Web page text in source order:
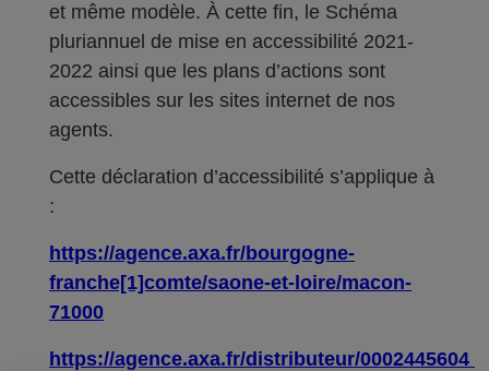
et même modèle. À cette fin, le Schéma
pluriannuel de mise en accessibilité 2021-
2022 ainsi que les plans d’actions sont
accessibles sur les sites internet de nos
agents.
Cette déclaration d’accessibilité s’applique à
:
https://agence.axa.fr/bourgogne-
franche[1]comte/saone-et-loire/macon-
71000
https://agence.axa.fr/distributeur/0002445604